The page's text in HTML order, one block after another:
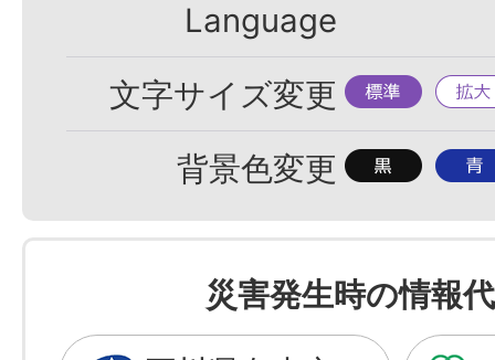
Language
文字サイズ変更 標
準
拡
大
背景色変更 背
色
を
黒
背
色
を
青
災害発生時の情報